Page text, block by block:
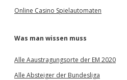
Online Casino Spielautomaten
Was man wissen muss
Alle Aaustragungsorte der EM 2020
Alle Absteiger der Bundesliga